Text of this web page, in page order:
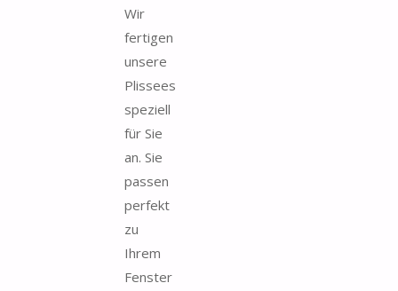
Wir
fertigen
unsere
Plissees
speziell
für Sie
an. Sie
passen
perfekt
zu
Ihrem
Fenster